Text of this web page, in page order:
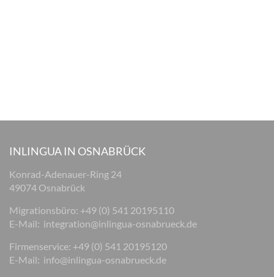
INLINGUA IN OSNABRÜCK
Konrad-Adenauer-Ring 24
49074 Osnabrück
Migrationsbüro: +49 (0) 541 20195110
E-Mail: integration@inlingua-osnabrueck.de
Firmenservice: +49 (0) 541 20195120
E-Mail: info@inlingua-osnabrueck.de